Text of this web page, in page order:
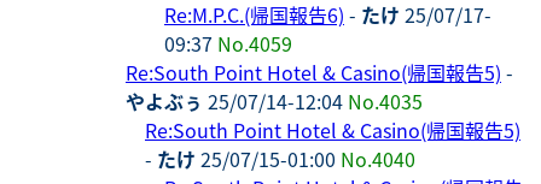
Re:M.P.C.(帰国報告6) - たけ 25/07/17-
09:37 No.4059
Re:South Point Hotel & Casino(帰国報告5) -
やよぶぅ 25/07/14-12:04 No.4035
Re:South Point Hotel & Casino(帰国報告5)
- たけ 25/07/15-01:00 No.4040